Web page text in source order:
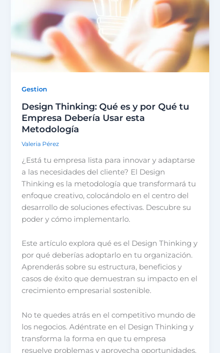
Gestion
Design Thinking: Qué es y por Qué tu
Empresa Debería Usar esta
Metodología
Valeria Pérez
¿Está tu empresa lista para innovar y adaptarse
a las necesidades del cliente? El Design
Thinking es la metodología que transformará tu
enfoque creativo, colocándolo en el centro del
desarrollo de soluciones efectivas. Descubre su
poder y cómo implementarlo.
Este artículo explora qué es el Design Thinking y
por qué deberías adoptarlo en tu organización.
Aprenderás sobre su estructura, beneficios y
casos de éxito que demuestran su impacto en el
crecimiento empresarial sostenible.
No te quedes atrás en el competitivo mundo de
los negocios. Adéntrate en el Design Thinking y
transforma la forma en que tu empresa
resuelve problemas y aprovecha oportunidades.